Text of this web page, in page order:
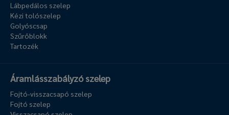
Lábpedálos szelep
Kézi tolószelep
Golyóscsap
Szűrőblokk
Tartozék
Áramlásszabályzó szelep
Fojtó-visszacsapó szelep
Fojtó szelep